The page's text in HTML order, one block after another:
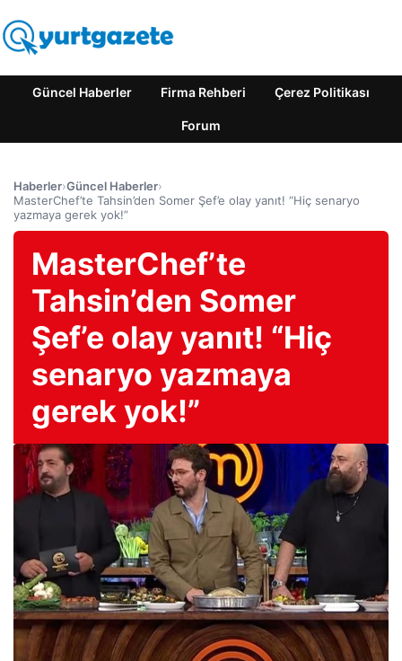
Güncel Haberler Firma Rehberi Çerez Politikası
Forum
Haberler›Güncel Haberler›
MasterChef’te Tahsin’den Somer Şef’e olay yanıt! “Hiç senaryo
yazmaya gerek yok!”
MasterChef’te
Tahsin’den Somer
Şef’e olay yanıt! “Hiç
senaryo yazmaya
gerek yok!”